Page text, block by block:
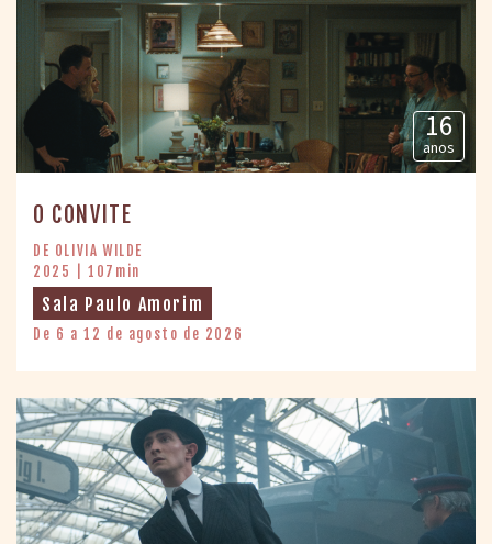
16
anos
O CONVITE
DE OLIVIA WILDE
2025 | 107min
Sala Paulo Amorim
De 6 a 12 de agosto de 2026